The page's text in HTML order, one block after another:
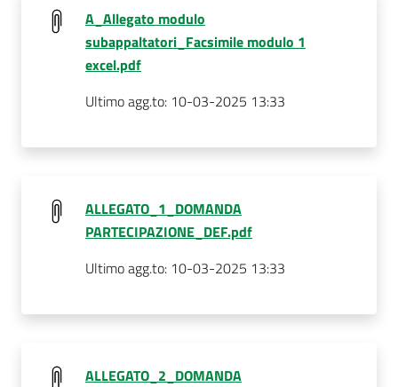
A_Allegato modulo
subappaltatori_Facsimile modulo 1
excel.pdf
Ultimo agg.to: 10-03-2025 13:33
ALLEGATO_1_DOMANDA
PARTECIPAZIONE_DEF.pdf
Ultimo agg.to: 10-03-2025 13:33
ALLEGATO_2_DOMANDA